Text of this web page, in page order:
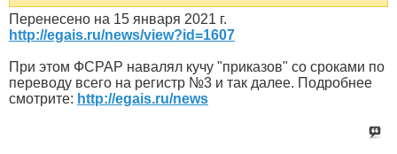
Перенесено на 15 января 2021 г.
http://egais.ru/news/view?id=1607
При этом ФСРАР навалял кучу "приказов" со сроками по
переводу всего на регистр №3 и так далее. Подробнее
смотрите: http://egais.ru/news